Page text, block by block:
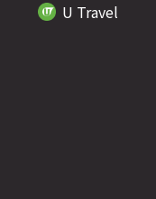
U Travel